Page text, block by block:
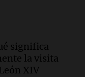
significa
la visita
XIV